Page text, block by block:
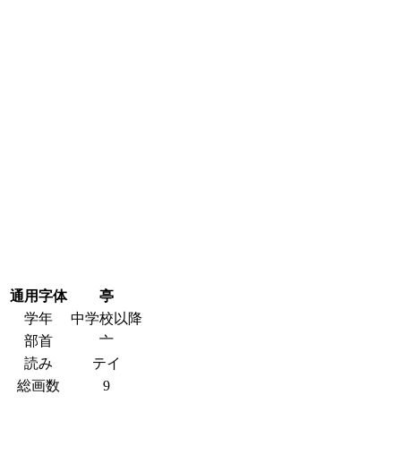
通用字体
亭
学年
中学校以降
部首
亠
読み
テイ
総画数
9